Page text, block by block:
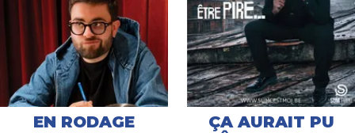
EN RODAGE
ÇA AURAIT PU